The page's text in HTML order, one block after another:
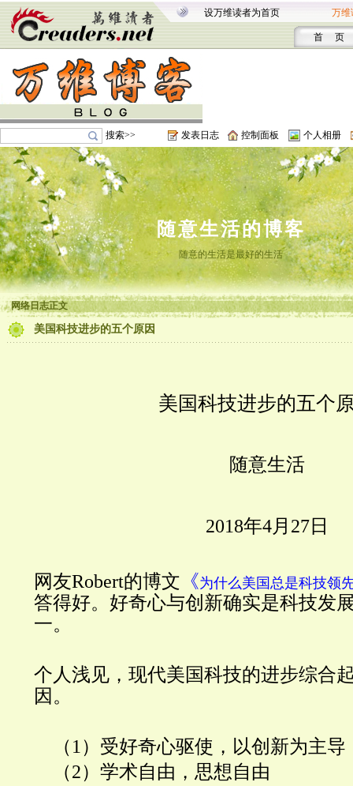
设万维读者为首页 万维
首 页
搜索>> 发表日志 控制面板 个人相册
随意生活的博客
随意的生活是最好的生活
网络日志正文
美国科技进步的五个原因
美国科技进步的五个
随意生活
2018年4月27日
网友Robert的博文 《为什么美国总是科技领
答得好。好奇心与创新确实是科技发
一。
个人浅见，现代美国科技的进步综合
因。
（1）受好奇心驱使，以创新为主导
（2）学术自由，思想自由